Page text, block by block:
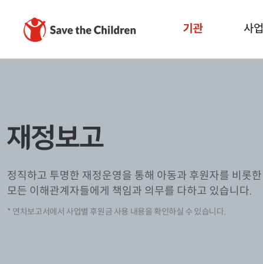
기관 사업
재정보고
정직하고 투명한 재정운영을 통해 아동과 후원자를 비롯한
모든 이해관계자들에게 책임과 의무를 다하고 있습니다.
* 연차보고서에서 사업별 후원금 사용 내용을 확인하실 수 있습니다.